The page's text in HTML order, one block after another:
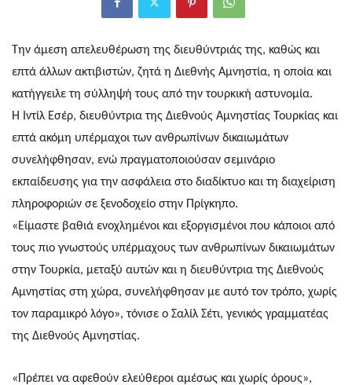
Την άμεση απελευθέρωση της διευθύντριάς της, καθώς και
επτά άλλων ακτιβιστών, ζητά η Διεθνής Αμνηστία, η οποία και
κατήγγειλε τη σύλληψή τους από την τουρκική αστυνομία.
Η Ιντίλ Εσέρ, διευθύντρια της Διεθνούς Αμνηστίας Τουρκίας και
επτά ακόμη υπέρμαχοι των ανθρωπίνων δικαιωμάτων
συνελήφθησαν, ενώ πραγματοποιούσαν σεμινάριο
εκπαίδευσης για την ασφάλεια στο διαδίκτυο και τη διαχείριση
πληροφοριών σε ξενοδοχείο στην Πρίγκηπο.
«Είμαστε βαθιά ενοχλημένοι και εξοργισμένοι που κάποιοι από
τους πιο γνωστούς υπέρμαχους των ανθρωπίνων δικαιωμάτων
στην Τουρκία, μεταξύ αυτών και η διευθύντρια της Διεθνούς
Αμνηστίας στη χώρα, συνελήφθησαν με αυτό τον τρόπο, χωρίς
τον παραμικρό λόγο», τόνισε ο Σαλίλ Σέτι, γενικός γραμματέας
της Διεθνούς Αμνηστίας.
«Πρέπει να αφεθούν ελεύθεροι αμέσως και χωρίς όρους»,